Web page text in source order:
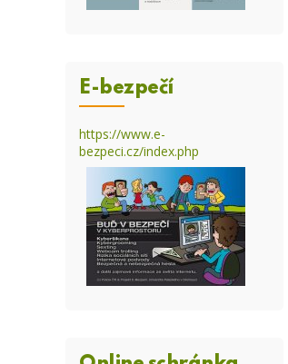
E-bezpečí
https://www.e-
bezpeci.cz/index.php